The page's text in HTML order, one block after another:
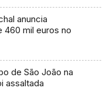
anuncia
460 mil euros no
de São João na
assaltada